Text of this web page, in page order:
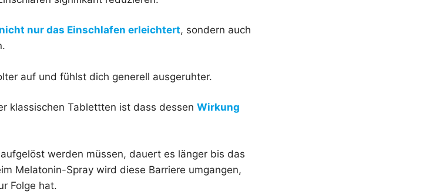
nur das Einschlafen erleichtert, sondern auch
auf und fühlst dich generell ausgeruhter.
klassischen Tablettten ist dass dessen Wirkung
werden müssen, dauert es länger bis das
Melatonin-Spray wird diese Barriere umgangen,
Folge hat.